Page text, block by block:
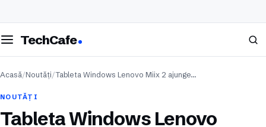
meniul
TechCafe Caută
Acasă/Noutăți/Tableta Windows Lenovo Miix 2 ajunge…
NOUTĂȚI
Tableta Windows Lenovo